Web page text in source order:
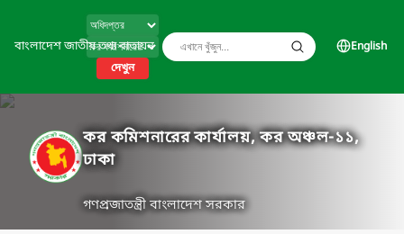
বাংলাদেশ জাতীয় তথ্য বাতায়ন
দেখুন
English
কর কমিশনারের কার্যালয়, কর অঞ্চল-১১,
ঢাকা
গণপ্রজাতন্ত্রী বাংলাদেশ সরকার